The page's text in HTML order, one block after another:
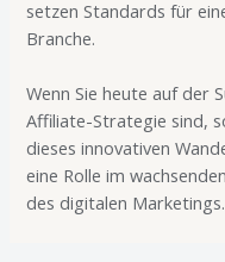
setzen Standards für
Branche.
Wenn Sie heute auf der
Affiliate-Strategie sind,
dieses innovativen
eine Rolle im
des digitalen Marketings.